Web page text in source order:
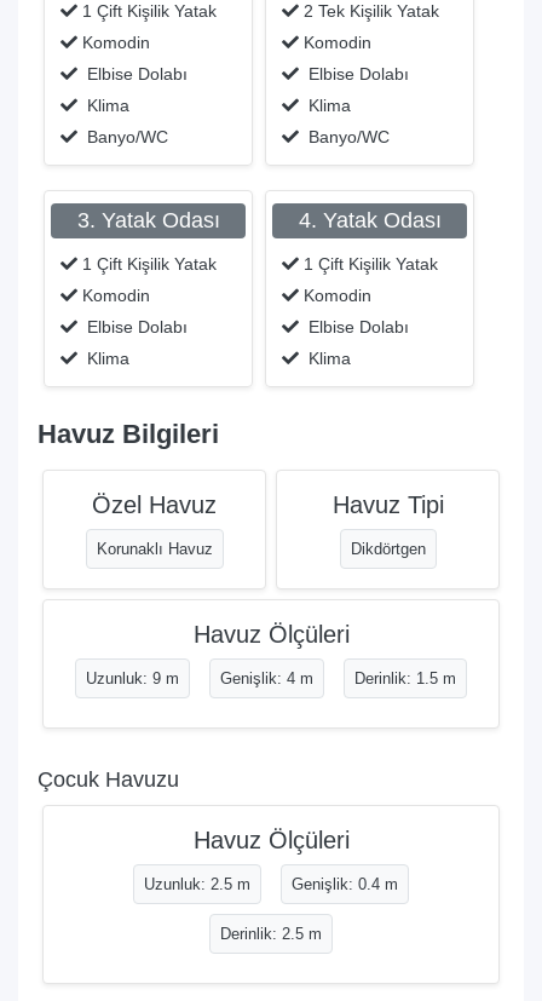
1 Çift Kişilik Yatak
Komodin
Elbise Dolabı
Klima
Banyo/WC
2 Tek Kişilik Yatak
Komodin
Elbise Dolabı
Klima
Banyo/WC
3. Yatak Odası
1 Çift Kişilik Yatak
Komodin
Elbise Dolabı
Klima
4. Yatak Odası
1 Çift Kişilik Yatak
Komodin
Elbise Dolabı
Klima
Havuz Bilgileri
Özel Havuz
Korunaklı Havuz
Havuz Tipi
Dikdörtgen
Havuz Ölçüleri
Uzunluk: 9 m Genişlik: 4 m Derinlik: 1.5 m
Çocuk Havuzu
Havuz Ölçüleri
Uzunluk: 2.5 m Genişlik: 0.4 m
Derinlik: 2.5 m